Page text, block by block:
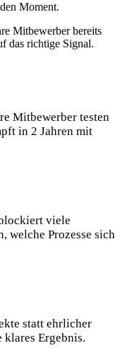
Moment.
Mitbewerber bereits
das richtige Signal.
Mitbewerber testen
in 2 Jahren mit
viele
welche Prozesse sich
statt ehrlicher
klares Ergebnis.